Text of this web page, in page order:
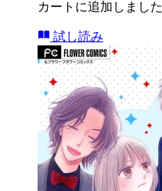
カートに追加しました
試し読み